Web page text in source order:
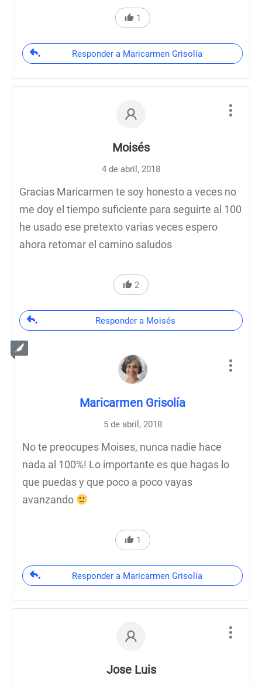
1
Responder a Maricarmen Grisolía
Moisés
4 de abril, 2018
Gracias Maricarmen te soy honesto a veces no
me doy el tiempo suficiente para seguirte al 100
he usado ese pretexto varias veces espero
ahora retomar el camino saludos
2
Responder a Moisés
Maricarmen Grisolía
5 de abril, 2018
No te preocupes Moises, nunca nadie hace
nada al 100%! Lo importante es que hagas lo
que puedas y que poco a poco vayas
avanzando
1
Responder a Maricarmen Grisolía
Jose Luis